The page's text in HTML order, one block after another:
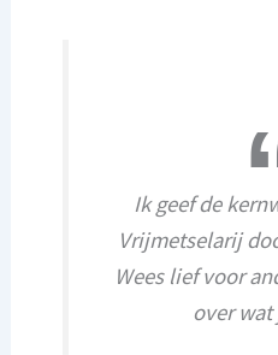
Ik geef de
Vrijmetselarij
Wees lief voor
over wat